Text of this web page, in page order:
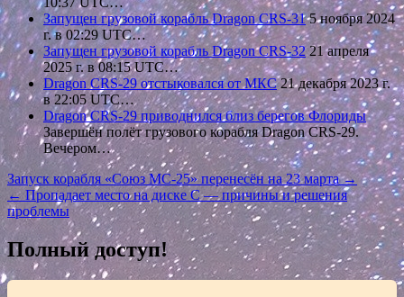
Запущен грузовой корабль Dragon CRS-315 ноября 2024
г. в 02:29 UTC…
Запущен грузовой корабль Dragon CRS-3221 апреля
2025 г. в 08:15 UTC…
Dragon CRS-29 отстыковался от МКС21 декабря 2023 г.
в 22:05 UTC…
Dragon CRS-29 приводнился близ берегов Флориды
Завершён полёт грузового корабля Dragon CRS-29.
Вечером…
Навигация
по
записям
Запуск корабля «Союз МС-25» перенесён на 23 марта →
← Пропадает место на диске C — причины и решения
проблемы
Полный доступ!